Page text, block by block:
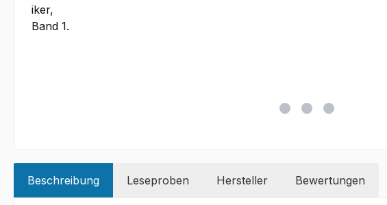
Beschreibung Leseproben Hersteller Bewertungen